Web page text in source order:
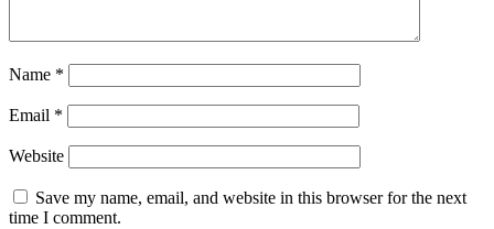
Name *
Email *
Website
Save my name, email, and website in this browser for the next
time I comment.